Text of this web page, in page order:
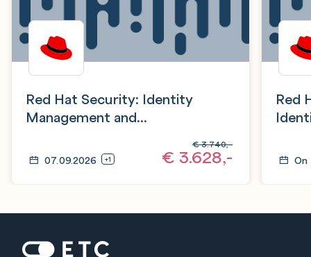
Red Hat Security: Identity
Management and
07.09.2026 +1 € 3.628,-
€3.740,-
Red
On
Startseite: ETC